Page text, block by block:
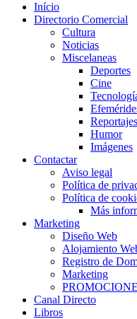
Início
Directorio Comercial
Cultura
Noticias
Miscelaneas
Deportes
Cine
Reportajes
Humor
Imágenes
Contactar
Aviso legal
Política de
Política de
Más
Marketing
Diseño Web
Alojamiento
Registro de
Marketing
Canal Directo
Libros